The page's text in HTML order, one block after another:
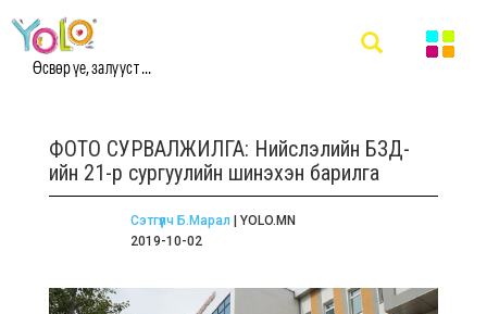
Өсвөр үе, залууст ...
ФОТО СУРВАЛЖИЛГА: Нийслэлийн БЗД-
ийн 21-р сургуулийн шинэхэн барилга
Сэтгүүлч Б.Марал | YOLO.MN
2019-10-02